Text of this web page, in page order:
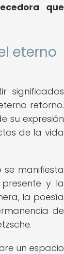
que
eterno
significados
retorno.
su expresión
de la vida
manifiesta
y la
la poesía
de
un espacio